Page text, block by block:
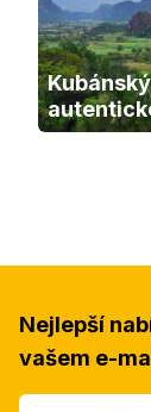
Nejlepší
vašem e-